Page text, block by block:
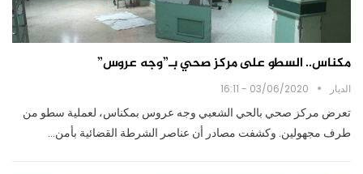
مكناس.. السطو على مركز صحي بـ”وجه عروس”
الديار 03/06/2020 - 16:11
تعرض مركز صحي بالحي الشعبي وجه عروس بمكناس، لعملية سطو من
طرف مجهولين. وكشفت مصادر أن عناصر الشرطة القضائية بأمن…